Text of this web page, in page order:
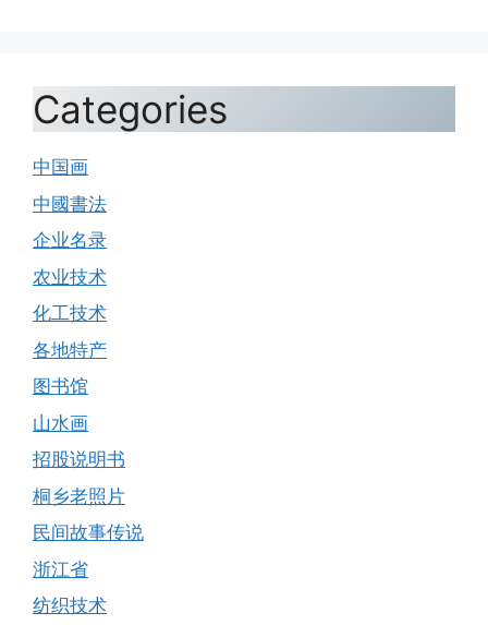
Categories
中国画
中國書法
企业名录
农业技术
化工技术
各地特产
图书馆
山水画
招股说明书
桐乡老照片
民间故事传说
浙江省
纺织技术